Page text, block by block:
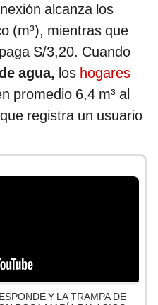
alcanza los
(m³), mientras que
S/3,20. Cuando
agua, los hogares
promedio 6,4 m³ al
registra un usuario
Y LA TRAMPA DE